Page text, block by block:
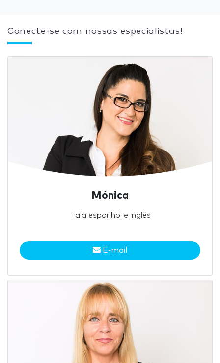
Conecte-se com nossas especialistas!
Mónica
Fala espanhol e inglês
E-mail